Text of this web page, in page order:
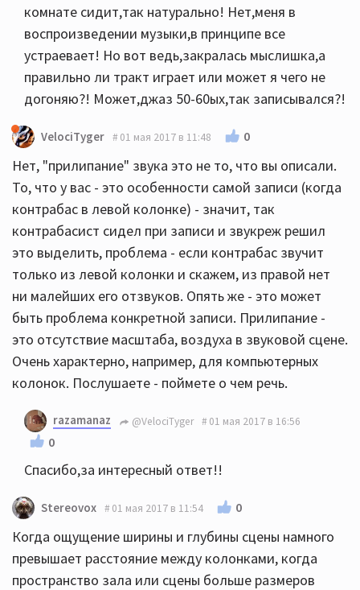
комнате сидит,так натурально! Нет,меня в
воспроизведении музыки,в принципе все
устраевает! Но вот ведь,закралась мыслишка,а
правильно ли тракт играет или может я чего не
догоняю?! Может,джаз 50-60ых,так записывался?!
VelociTyger 01 мая 2017 в 11:48 0
Нет, "прилипание" звука это не то, что вы описали.
То, что у вас - это особенности самой записи (когда
контрабас в левой колонке) - значит, так
контрабасист сидел при записи и звукреж решил
это выделить, проблема - если контрабас звучит
только из левой колонки и скажем, из правой нет
ни малейших его отзвуков. Опять же - это может
быть проблема конкретной записи. Прилипание -
это отсутствие масштаба, воздуха в звуковой сцене.
Очень характерно, например, для компьютерных
колонок. Послушаете - поймете о чем речь.
razamanaz @VelociTyger 01 мая 2017 в 16:56
0
Спасибо,за интересный ответ!!
Stereovox 01 мая 2017 в 11:54 0
Когда ощущение ширины и глубины сцены намного
превышает расстояние между колонками, когда
пространство зала или сцены больше размеров